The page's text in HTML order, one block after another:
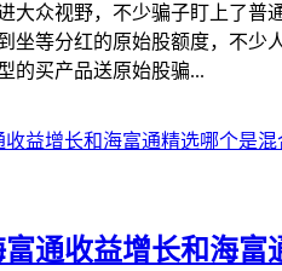
大众视野，不少骗子盯上了
坐等分红的原始股额度，不
的买产品送原始股骗...
通收益增长和海富